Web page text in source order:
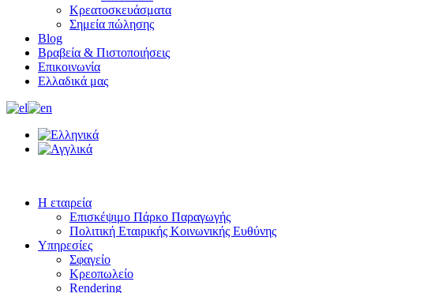
Κρεατοσκευάσματα
Σημεία πώλησης
Blog
Βραβεία & Πιστοποιήσεις
Επικοινωνία
Ελλαδικά μας
Η εταιρεία
Επισκέψιμο Πάρκο Παραγωγής
Πολιτική Εταιρικής Κοινωνικής Ευθύνης
Υπηρεσίες
Σφαγείο
Κρεοπωλείο
Rendering